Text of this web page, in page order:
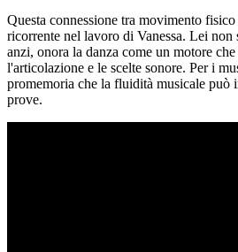
Questa connessione tra movimento
ricorrente nel lavoro di Vanessa. Lei non
anzi, onora la danza come un motore
l'articolazione e le scelte sonore. Per i
promemoria che la fluidità musicale può
prove.